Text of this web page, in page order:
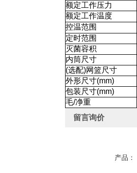
额定工作压力
额定工作温度
控温范围
定时范围
灭菌容积
内筒尺寸
(选配)网篮尺寸
外形尺寸(mm)
包装尺寸(mm)
毛/净重
留言询价
产品：